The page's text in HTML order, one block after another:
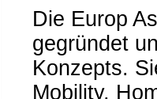
Die Europ
gegründet
Konzepts.
Mobility,